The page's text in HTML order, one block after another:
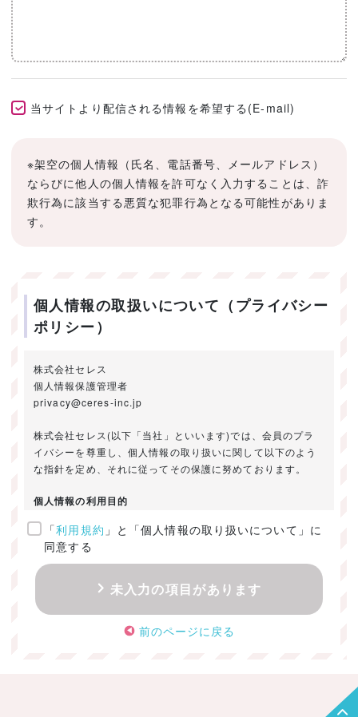
当サイトより配信される情報を希望する(E-mail)
※架空の個人情報（氏名、電話番号、メールアドレス）
ならびに他人の個人情報を許可なく入力することは、詐
欺行為に該当する悪質な犯罪行為となる可能性がありま
す。
個人情報の取扱いについて（プライバシー
ポリシー）
株式会社セレス
個人情報保護管理者
privacy@ceres-inc.jp
株式会社セレス(以下「当社」といいます)では、会員のプラ
イバシーを尊重し、個人情報の取り扱いに関して以下のよう
な指針を定め、それに従ってその保護に努めております。
個人情報の利用目的
ご提供いただきました個人情報は、以下のためにのみ利用い
たします。
・お問い合わせに対する回答及び資料送付のご連絡
・当社のお客様向けサービスの提供
・本人確認
・サービスの開発・改善のための分析
「利用規約 」と「個人情報の取り扱いについて」に
同意する
未入力の項目があります
前のページに戻る